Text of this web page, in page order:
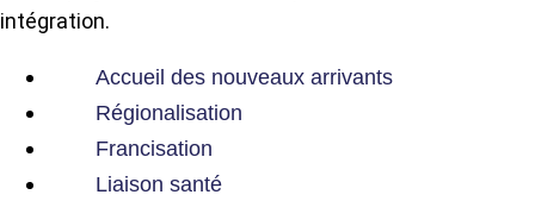
intégration.
Accueil des nouveaux arrivants
Régionalisation
Francisation
Liaison santé